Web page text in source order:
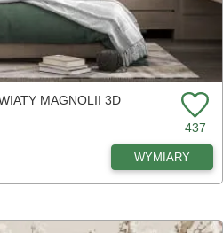
MAGNOLII 3D
437
WYMIARY